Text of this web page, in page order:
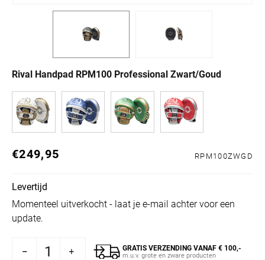
Rival Handpad RPM100 Professional Zwart/Goud
Normale prijs
€249,95 RPM100ZWGD
Levertijd
Momenteel uitverkocht - laat je e-mail achter voor een
update.
RPM100 Professional Zwart/Goud
Rival Handpad RPM100 Professional Zwart/Goud
GRATIS VERZENDING VANAF € 100,-
m.u.v. grote en zware producten